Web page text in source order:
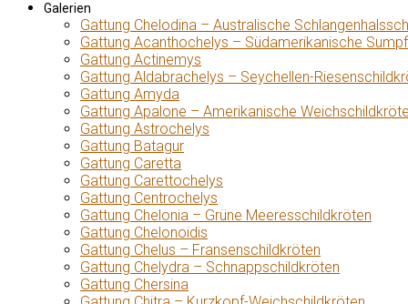
Galerien
Gattung Chelodina – Australische
Gattung Acanthochelys – Südamerikanische
Gattung Actinemys
Gattung Aldabrachelys – Seychellen-
Gattung Amyda
Gattung Apalone – Amerikanische
Gattung Astrochelys
Gattung Batagur
Gattung Caretta
Gattung Carettochelys
Gattung Centrochelys
Gattung Chelonia – Grüne Meeresschildkröten
Gattung Chelonoidis
Gattung Chelus – Fransenschildkröten
Gattung Chelydra – Schnappschildkröten
Gattung Chersina